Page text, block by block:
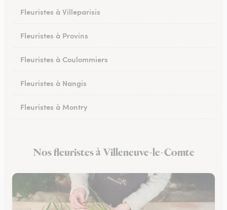
Fleuristes à Villeparisis
Fleuristes à Provins
Fleuristes à Coulommiers
Fleuristes à Nangis
Fleuristes à Montry
Fleuristes à Esbly
Nos fleuristes à Villeneuve-le-Comte